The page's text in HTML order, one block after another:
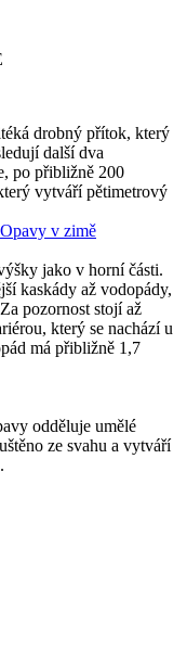
drobný přítok, který
další dva
po přibližně 200
vytváří pětimetrový
jako v horní části.
kaskády až vodopády,
pozornost stojí až
který se nachází u
má přibližně 1,7
odděluje umělé
ze svahu a vytváří